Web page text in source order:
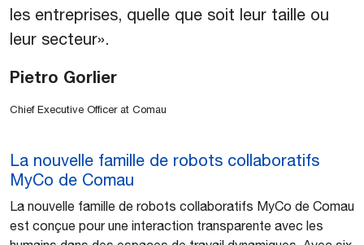
les entreprises, quelle que soit leur taille ou
leur secteur».
Pietro Gorlier
Chief Executive Officer at Comau
La nouvelle famille de robots collaboratifs
MyCo de Comau
La nouvelle famille de robots collaboratifs MyCo de Comau
est conçue pour une interaction transparente avec les